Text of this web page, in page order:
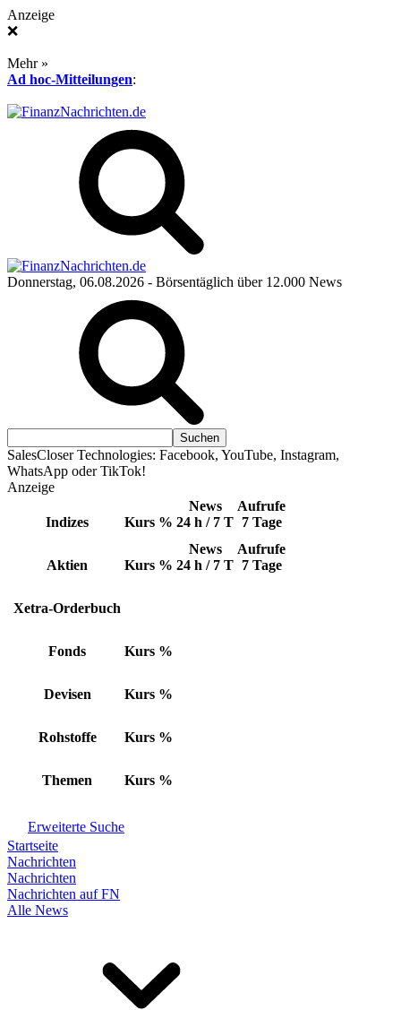
Anzeige
❌
Mehr »
Ad hoc-Mitteilungen:
Donnerstag, 06.08.2026 - Börsentäglich über 12.000 News
SalesCloser Technologies: Facebook, YouTube, Instagram,
WhatsApp oder TikTok!
Anzeige
Indizes Kurs %
News
24 h / 7 T
Aufrufe
7 Tage
Aktien Kurs %
News
24 h / 7 T
Aufrufe
7 Tage
Xetra-Orderbuch
Fonds Kurs %
Devisen Kurs %
Rohstoffe Kurs %
Themen Kurs %
Erweiterte Suche
Startseite
Nachrichten
Nachrichten
Nachrichten auf FN
Alle News